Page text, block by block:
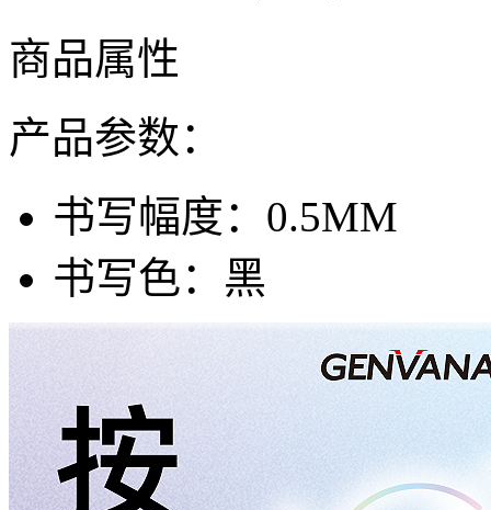
商品属性
产品参数：
书写幅度： 0.5MM
书写色： 黑